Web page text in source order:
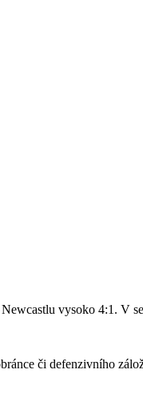
vysoko 4:1. V
či defenzivního